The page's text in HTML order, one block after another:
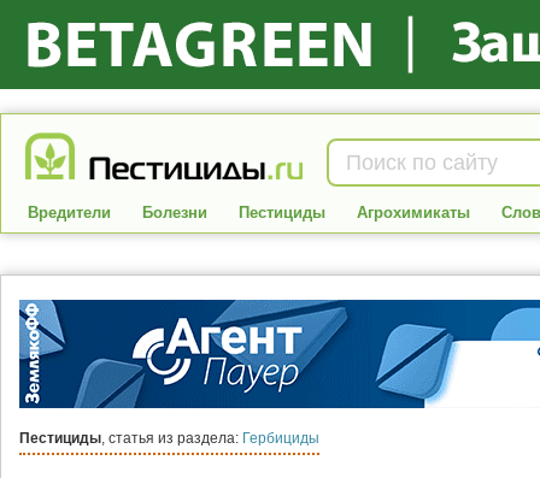
Вредители Болезни Пестициды Агрохимикаты
Пестициды, статья из раздела: Гербициды